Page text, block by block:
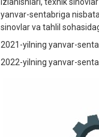
yanvar-sentabriga
sinovlar va tahlil
2021-yilning yanvar-
2022-yilning yanvar-